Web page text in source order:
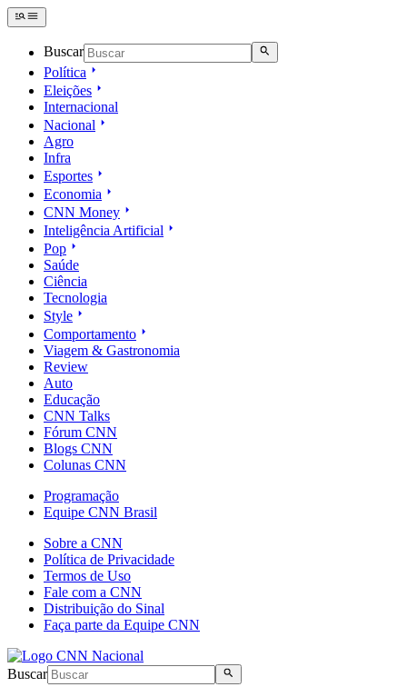
Buscar
Política
Eleições
Internacional
Nacional
Agro
Infra
Esportes
Economia
CNN Money
Inteligência Artificial
Pop
Saúde
Ciência
Tecnologia
Style
Comportamento
Viagem & Gastronomia
Review
Auto
Educação
CNN Talks
Fórum CNN
Blogs CNN
Colunas CNN
Programação
Equipe CNN Brasil
Sobre a CNN
Política de Privacidade
Termos de Uso
Fale com a CNN
Distribuição do Sinal
Faça parte da Equipe CNN
Buscar